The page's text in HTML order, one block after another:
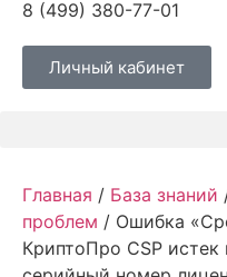
8 (499) 380-77-01
Личный кабинет
Главная / База знаний
проблем / Ошибка
КриптоПро CSP